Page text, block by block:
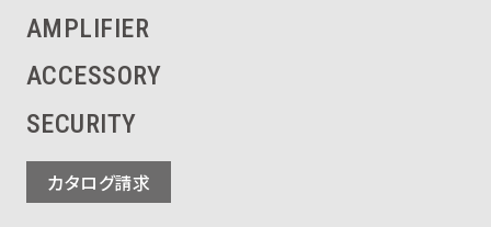
AMPLIFIER
ACCESSORY
SECURITY
カタログ請求